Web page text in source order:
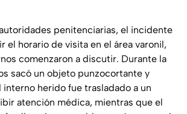
penitenciarias, el incidente
el horario de visita en el área varonil,
comenzaron a discutir. Durante la
sacó un objeto punzocortante y
interno herido fue trasladado a un
atención médica, mientras que el